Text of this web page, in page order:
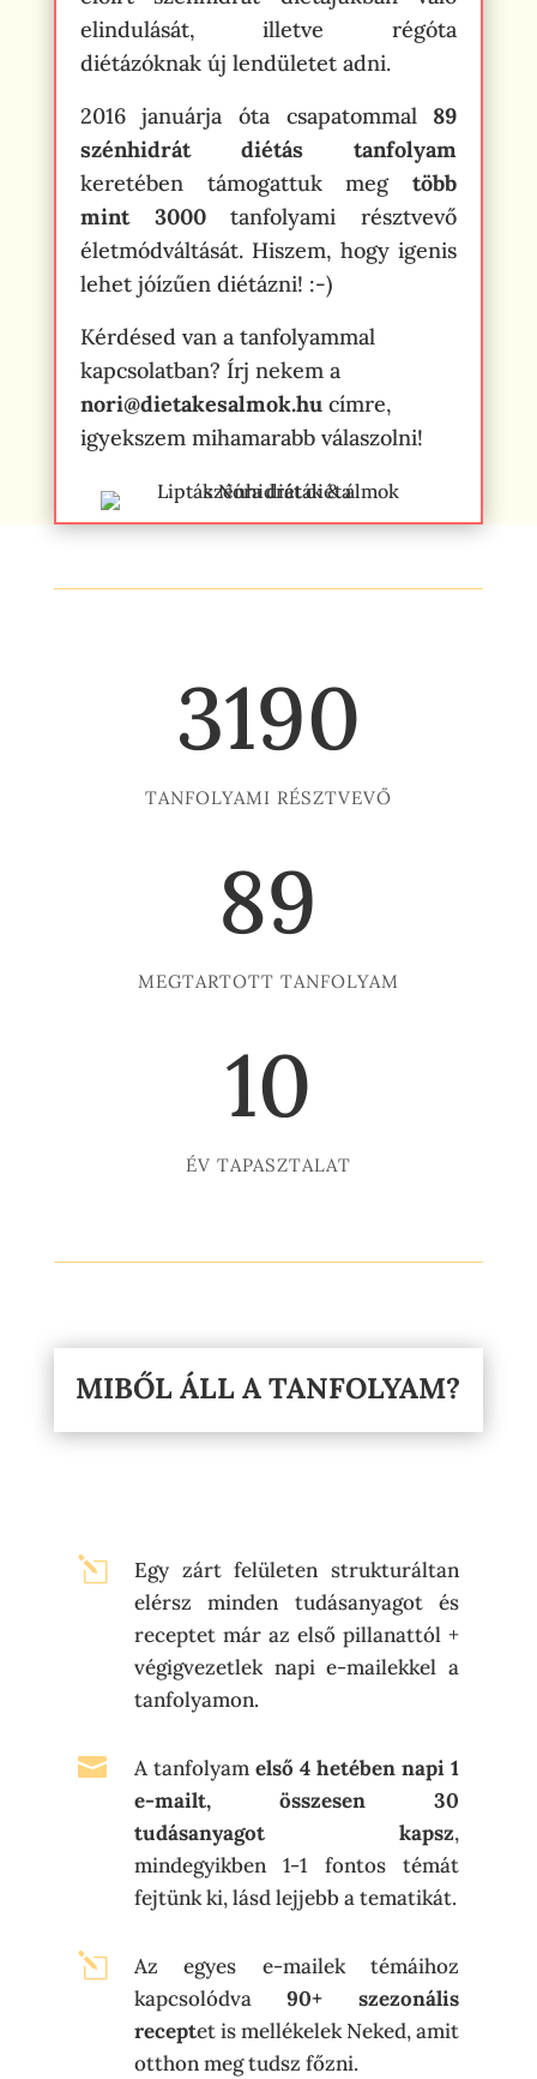
elindulását, illetve régóta
diétázóknak új lendületet adni.
2016 januárja óta csapatommal 89
szénhidrát diétás tanfolyam
keretében támogattuk megtöbb
mint 3000tanfolyami résztvevő
életmódváltását. Hiszem, hogy igenis
lehet jóízűen diétázni! :-)
Kérdésed van a tanfolyammal
kapcsolatban? Írj nekem a
nori@dietakesalmok.hucímre,
igyekszem mihamarabb válaszolni!
3190
TANFOLYAMI RÉSZTVEVŐ
89
MEGTARTOTT TANFOLYAM
10
ÉV TAPASZTALAT
MIBŐL ÁLL A TANFOLYAM?
l
Egy zárt felületen strukturáltan
elérsz minden tudásanyagot és
receptet már az első pillanattól +
végigvezetlek napi e-mailekkel a
tanfolyamon.
 A tanfolyam első 4 hetében napi 1
e-mailt, összesen 30
tudásanyagot kapsz,
mindegyikben 1-1 fontos témát
fejtünk ki, lásd lejjebb a tematikát.
l
Az egyes e-mailek témáihoz
kapcsolódva90+ szezonális
receptet is mellékelek Neked, amit
otthon meg tudsz főzni.